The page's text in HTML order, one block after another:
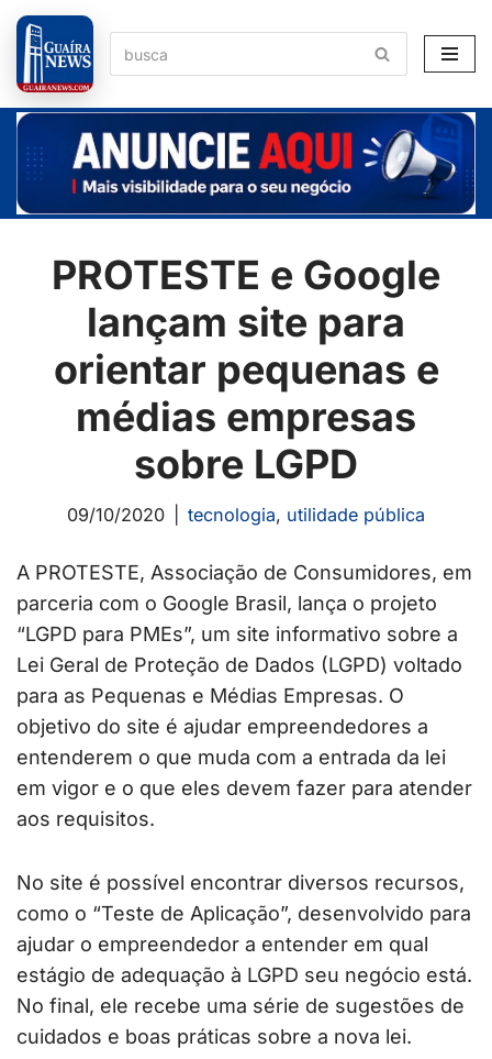
Pular
para
o
conteúdo
PROTESTE e Google
lançam site para
orientar pequenas e
médias empresas
sobre LGPD
09/10/2020 tecnologia, utilidade pública
A PROTESTE, Associação de Consumidores, em
parceria com o Google Brasil, lança o projeto
“LGPD para PMEs”, um site informativo sobre a
Lei Geral de Proteção de Dados (LGPD) voltado
para as Pequenas e Médias Empresas. O
objetivo do site é ajudar empreendedores a
entenderem o que muda com a entrada da lei
em vigor e o que eles devem fazer para atender
aos requisitos.
No site é possível encontrar diversos recursos,
como o “Teste de Aplicação”, desenvolvido para
ajudar o empreendedor a entender em qual
estágio de adequação à LGPD seu negócio está.
No final, ele recebe uma série de sugestões de
cuidados e boas práticas sobre a nova lei.